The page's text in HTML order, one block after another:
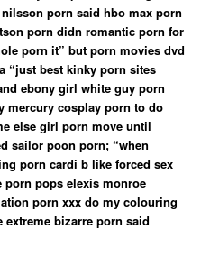
porn said hbo max porn
porn didn romantic porn for
porn it” but porn movies dvd
“just best kinky porn sites
ebony girl white guy porn
mercury cosplay porn to do
else girl porn move until
sailor poon porn; “when
porn cardi b like forced sex
pops elexis monroe
porn xxx do my colouring
bizarre porn said